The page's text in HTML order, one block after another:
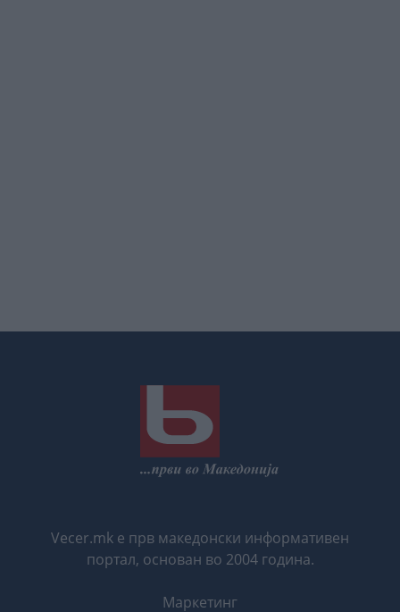
Vecer.mk е прв македонски информативен
портал, основан во 2004 година.
Маркетинг